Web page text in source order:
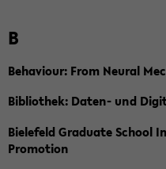
B
Behaviour: From Neural
Bibliothek: Daten- und
Bielefeld Graduate School
Promotion